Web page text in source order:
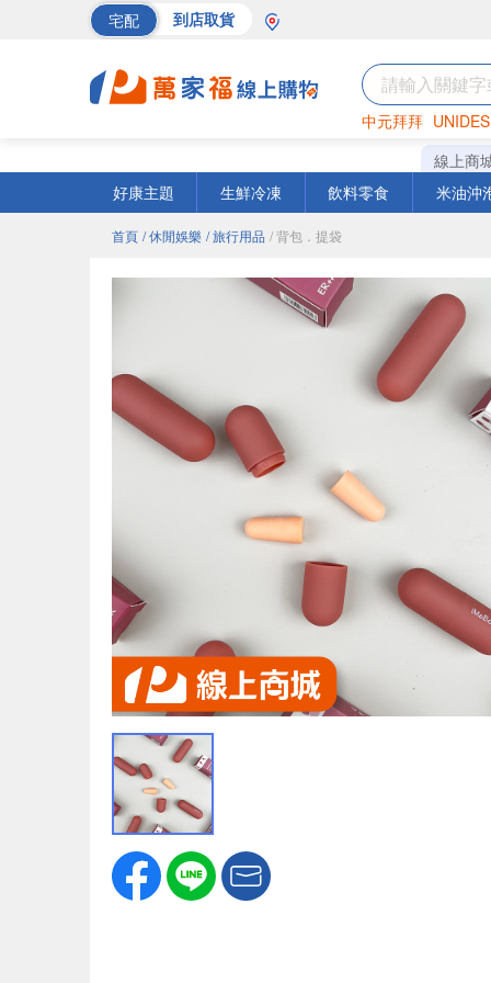
宅配 到店取貨
中元拜拜
巧克力 罐頭
線上商
好康主題
生鮮冷凍 飲料零食 米油沖
首頁 / 休閒娛樂 / 旅行用品 / 背包．提袋